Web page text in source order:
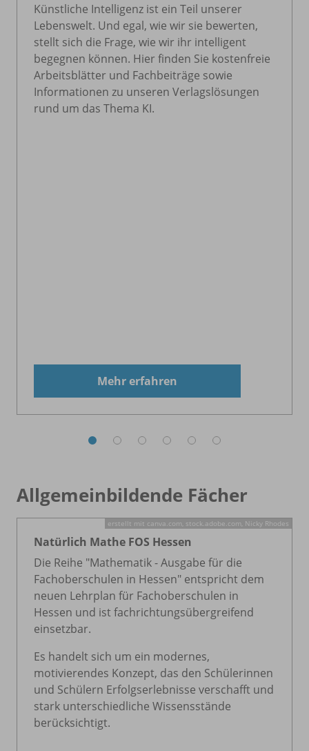
Künstliche Intelligenz ist ein Teil unserer
Lebenswelt. Und egal, wie wir sie bewerten,
stellt sich die Frage, wie wir ihr intelligent
begegnen können. Hier finden Sie kostenfreie
Arbeitsblätter und Fachbeiträge sowie
Informationen zu unseren Verlagslösungen
rund um das Thema KI.
Mehr erfahren
Allgemeinbildende Fächer
erstellt mit canva.com, stock.adobe.com, Nicky Rhodes
Natürlich Mathe FOS Hessen
Die Reihe "Mathematik - Ausgabe für die
Fachoberschulen in Hessen" entspricht dem
neuen Lehrplan für Fachoberschulen in
Hessen und ist fachrichtungsübergreifend
einsetzbar.
Es handelt sich um ein modernes,
motivierendes Konzept, das den Schülerinnen
und Schülern Erfolgserlebnisse verschafft und
stark unterschiedliche Wissensstände
berücksichtigt.